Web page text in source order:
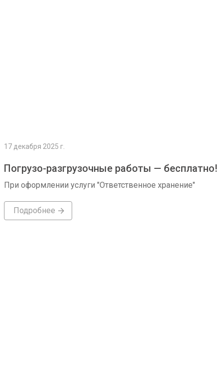
17 декабря 2025 г.
Погрузо-разгрузочные работы — бесплатно!
При оформлении услуги "Ответственное хранение"
Подробнее